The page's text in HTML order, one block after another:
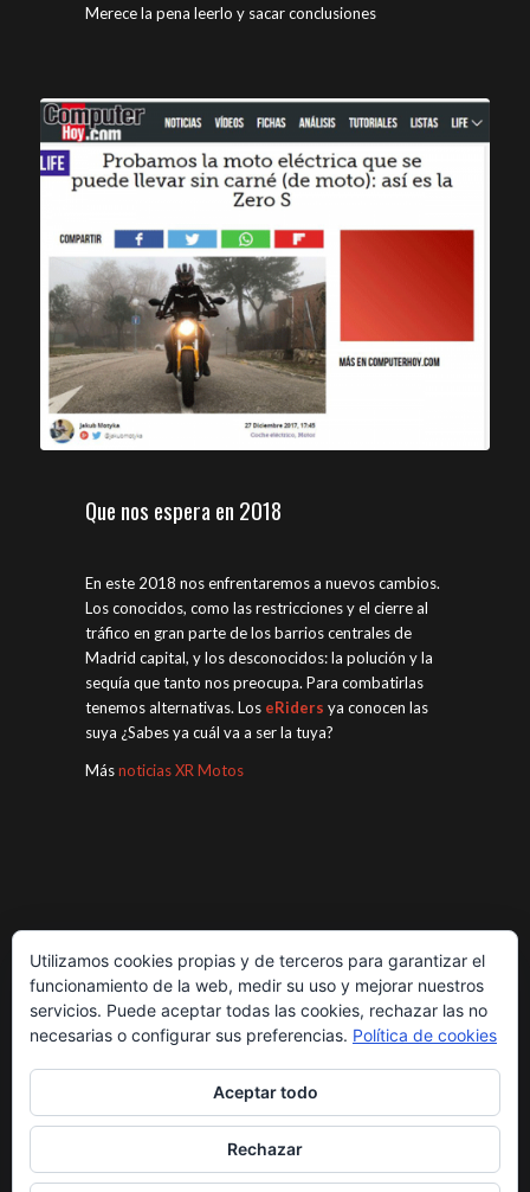
Merece la pena leerlo y sacar conclusiones
Que nos espera en 2018
En este 2018 nos enfrentaremos a nuevos cambios.
Los conocidos, como las restricciones y el cierre al
tráfico en gran parte de los barrios centrales de
Madrid capital, y los desconocidos: la polución y la
sequía que tanto nos preocupa. Para combatirlas
tenemos alternativas. Los eRiders ya conocen las
suya ¿Sabes ya cuál va a ser la tuya?
Másnoticias XR Motos
Utilizamos cookies propias y de terceros para garantizar el
funcionamiento de la web, medir su uso y mejorar nuestros
servicios. Puede aceptar todas las cookies, rechazar las no
necesarias o configurar sus preferencias. Política de cookies
Aceptar todo
Rechazar